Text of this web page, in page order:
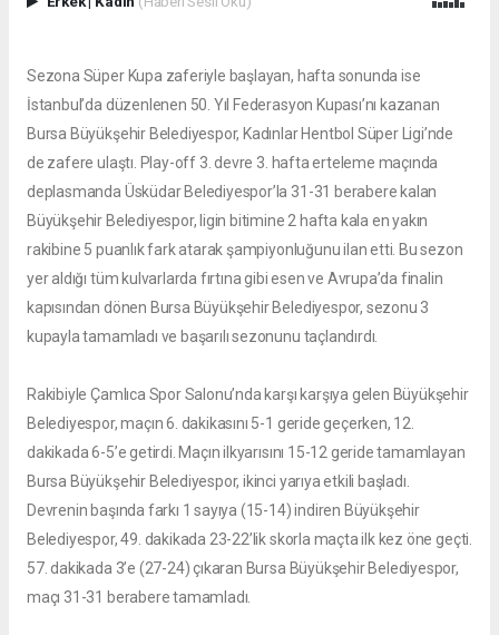
Sezona Süper Kupa zaferiyle başlayan, hafta sonunda ise
İstanbul’da düzenlenen 50. Yıl Federasyon Kupası’nı kazanan
Bursa Büyükşehir Belediyespor, Kadınlar Hentbol Süper Ligi’nde
de zafere ulaştı. Play-off 3. devre 3. hafta erteleme maçında
deplasmanda Üsküdar Belediyespor’la 31-31 berabere kalan
Büyükşehir Belediyespor, ligin bitimine 2 hafta kala en yakın
rakibine 5 puanlık fark atarak şampiyonluğunu ilan etti. Bu sezon
yer aldığı tüm kulvarlarda fırtına gibi esen ve Avrupa’da finalin
kapısından dönen Bursa Büyükşehir Belediyespor, sezonu 3
kupayla tamamladı ve başarılı sezonunu taçlandırdı.
Rakibiyle Çamlıca Spor Salonu’nda karşı karşıya gelen Büyükşehir
Belediyespor, maçın 6. dakikasını 5-1 geride geçerken, 12.
dakikada 6-5’e getirdi. Maçın ilkyarısını 15-12 geride tamamlayan
Bursa Büyükşehir Belediyespor, ikinci yarıya etkili başladı.
Devrenin başında farkı 1 sayıya (15-14) indiren Büyükşehir
Belediyespor, 49. dakikada 23-22’lik skorla maçta ilk kez öne geçti.
57. dakikada 3’e (27-24) çıkaran Bursa Büyükşehir Belediyespor,
maçı 31-31 berabere tamamladı.